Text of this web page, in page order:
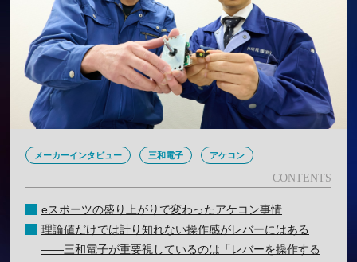
メーカーインタビュー 三和電子 アケコン
eスポーツの盛り上がりで変わったアケコン事情
理論値だけでは計り知れない操作感がレバーにはある
——三和電子が重要視しているのは「レバーを操作する